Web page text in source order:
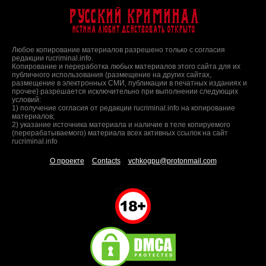
Русский Криминал
Истина любит действовать открыто
Любое копирование материалов разрешено только с согласия
редакции rucriminal.info.
Копирование и переработка любых материалов этого сайта для их
публичного использования (размещение на других сайтах,
размещение в электронных СМИ, публикации в печатных изданиях и
прочее) разрешается исключительно при выполнении следующих
условий:
1) получение согласия от редакции rucriminal.info на копирование
материалов;
2) указание источника материала и наличие в теле копируемого
(перерабатываемого) материала всех активных ссылок на сайт
rucriminal.info
О проекте Contacts vchkogpu@protonmail.com